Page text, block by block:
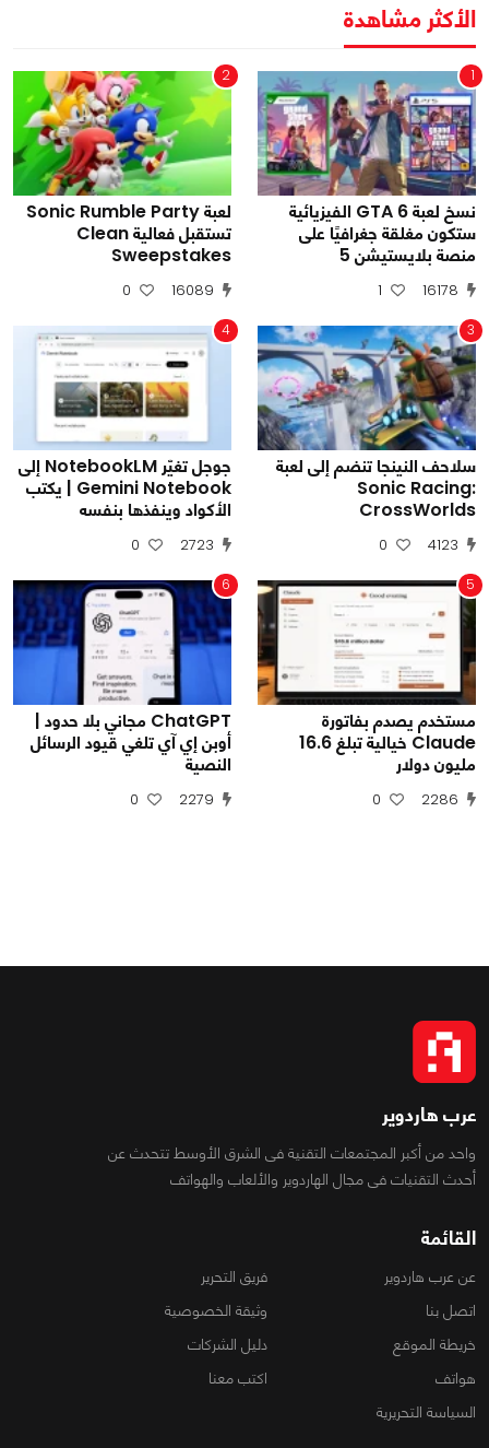
الأكثر مشاهدة
1
نسخ لعبة GTA 6 الفيزيائية
ستكون مغلقة جغرافيًا على
منصة بلايستيشن 5
16178
1
2
لعبة Sonic Rumble Party
تستقبل فعالية Clean
Sweepstakes
16089
0
3
سلاحف النينجا تنضم إلى لعبة
Sonic Racing:
CrossWorlds
4123
0
4
جوجل تغيّر NotebookLM إلى
Gemini Notebook | يكتب
الأكواد وينفذها بنفسه
2723
0
5
مستخدم يصدم بفاتورة
Claude خيالية تبلغ 16.6
مليون دولار
2286
0
6
ChatGPT مجاني بلا حدود |
أوبن إي آي تلغي قيود الرسائل
النصية
2279
0
عرب هاردوير
واحد من أكبر المجتمعات التقنية فى الشرق الأوسط تتحدث عن
أحدث التقنيات فى مجال الهاردوير والألعاب والهواتف
القائمة
عن عرب هاردوير
فريق التحرير
اتصل بنا
وثيقة الخصوصية
خريطة الموقع
دليل الشركات
هواتف
اكتب معنا
السياسة التحريرية